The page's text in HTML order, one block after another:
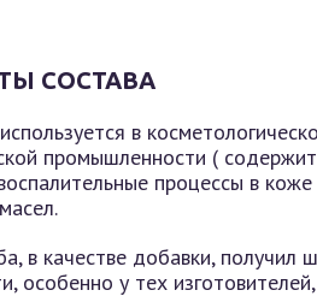
СОСТАВА
в
промышленности (
процессы в
в качестве добавки, получил
особенно у тех